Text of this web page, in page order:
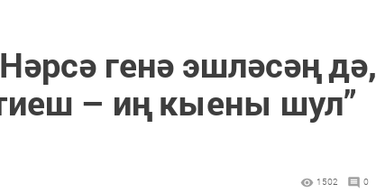
генә эшләсәң дә,
– иң кыены шул”
1502 0